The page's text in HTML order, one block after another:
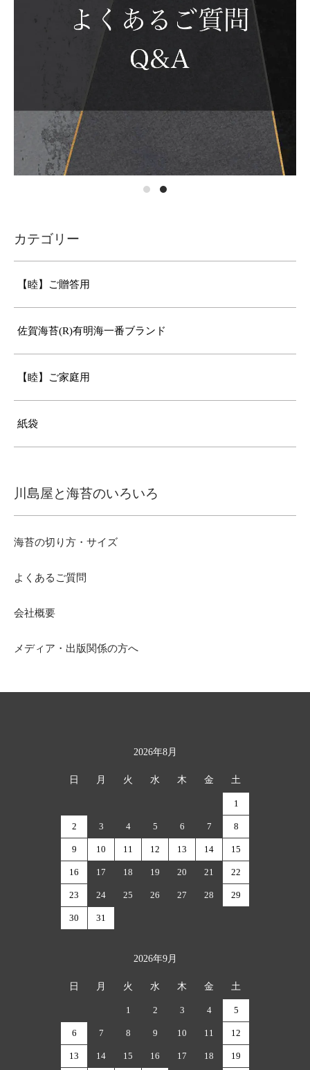
カテゴリー
【睦】ご贈答用
佐賀海苔(R)有明海一番ブランド
【睦】ご家庭用
紙袋
川島屋と海苔のいろいろ
海苔の切り方・サイズ
よくあるご質問
会社概要
メディア・出版関係の方へ
2026年8月
日 月 火 水 木 金 土
1
2 3 4 5 6 7 8
9 10 11 12 13 14 15
16 17 18 19 20 21 22
23 24 25 26 27 28 29
30 31
2026年9月
日 月 火 水 木 金 土
1 2 3 4 5
6 7 8 9 10 11 12
13 14 15 16 17 18 19